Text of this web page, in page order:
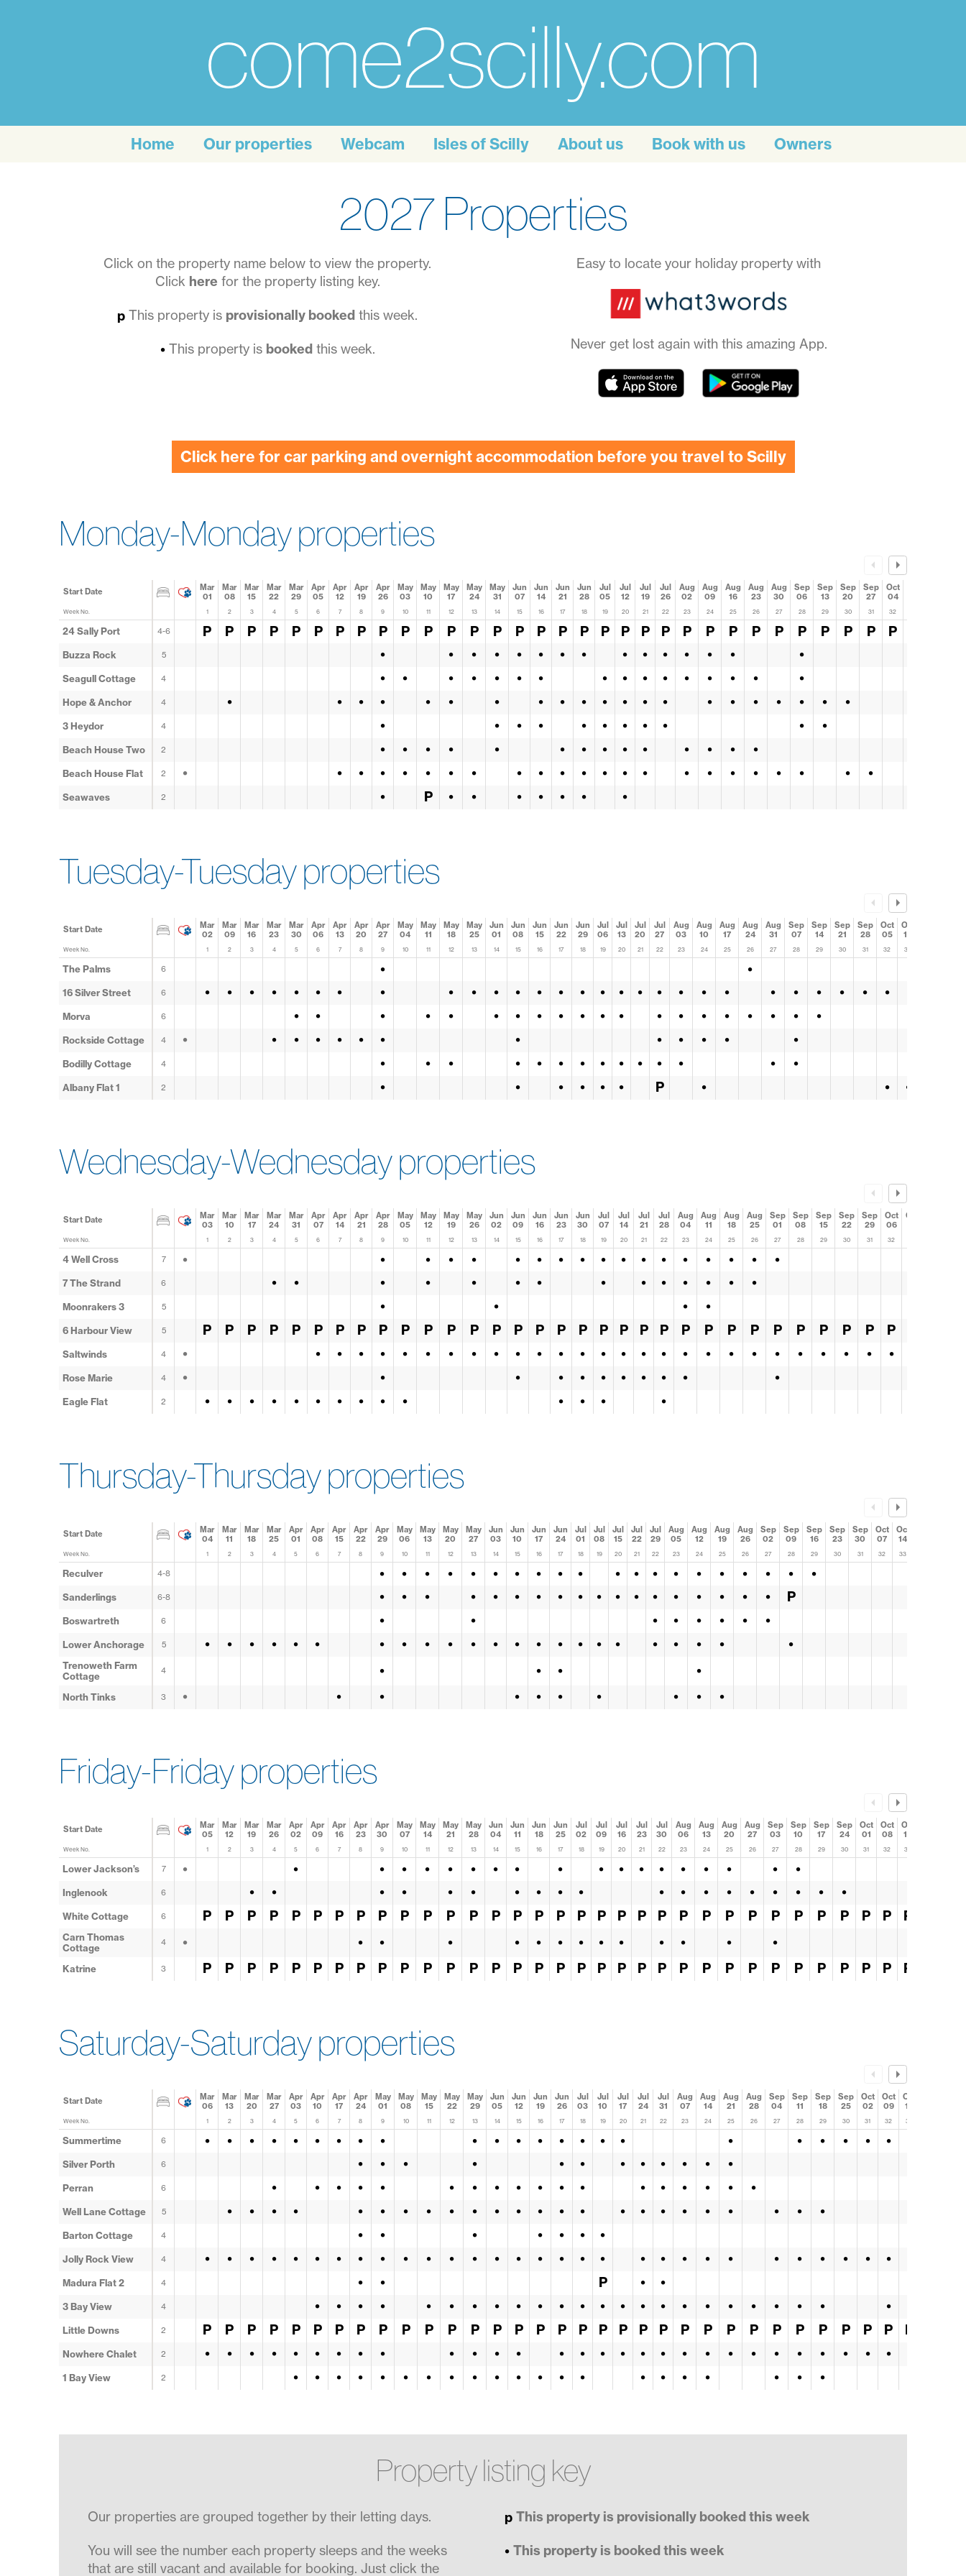
come2scilly.com
holidays
Home Our properties Webcam Isles of Scilly About us Book with us Owners
2027 Properties
Click on the property name below to view the property.
Click here for the property listing key.
This property is provisionally booked this week.
This property is bookedthis week.
Easy to locate your holiday property with
Never get lost again with this amazing App.
Click here for car parking and overnight accommodation before you travel to Scilly
Monday-Monday properties
Start Date
Mar
01
Mar
08
Mar
15
Mar
22
Mar
29
Apr
05
Apr
12
Apr
19
Apr
26
May
03
May
10
May
17
May
24
May
31
Jun
07
Jun
14
Jun
21
Jun
28
Jul
05
Jul
12
Jul
19
Jul
26
Aug
02
Aug
09
Aug
16
Aug
23
Aug
30
Sep
06
Sep
13
Sep
20
Sep
27
Oct
04
Week No. 1 2 3 4 5 6 7 8 9 10 11 12 13 14 15 16 17 18 19 20 21 22 23 24 25 26 27 28 29 30 31 32
24 Sally Port 4-6 P P P P P P P P P P P P P P P P P P P P P P P P P P P P P P P P
Buzza Rock 5 • • • • • • • • • • • • • • •
Seagull Cottage 4 • • • • • • • • • • • • • • • •
Hope & Anchor 4 • • • • • • • • • • • • • • • • • • • • •
3 Heydor 4 • • • • • • • • • • •
Beach House Two 2 • • • • • • • • • • • • • •
Beach House Flat 2 • • • • • • • • • • • • • • • • • • • • • • •
Seawaves 2 • P • • • • • • •
Tuesday-Tuesday properties
Start Date
Mar
02
Mar
09
Mar
16
Mar
23
Mar
30
Apr
06
Apr
13
Apr
20
Apr
27
May
04
May
11
May
18
May
25
Jun
01
Jun
08
Jun
15
Jun
22
Jun
29
Jul
06
Jul
13
Jul
20
Jul
27
Aug
03
Aug
10
Aug
17
Aug
24
Aug
31
Sep
07
Sep
14
Sep
21
Sep
28
Oct
05
Oct
12
Week No. 1 2 3 4 5 6 7 8 9 10 11 12 13 14 15 16 17 18 19 20 21 22 23 24 25 26 27 28 29 30 31 32 33
The Palms 6 • •
16 Silver Street 6 • • • • • • • • • • • • • • • • • • • • • • • • • • • •
Morva 6 • • • • • • • • • • • • • • • • • • • •
Rockside Cottage 4 • • • • • • • • • • • • •
Bodilly Cottage 4 • • • • • • • • • • • • • •
Albany Flat 1 2 • • • • • • P • • •
Wednesday-Wednesday properties
Start Date
Mar
03
Mar
10
Mar
17
Mar
24
Mar
31
Apr
07
Apr
14
Apr
21
Apr
28
May
05
May
12
May
19
May
26
Jun
02
Jun
09
Jun
16
Jun
23
Jun
30
Jul
07
Jul
14
Jul
21
Jul
28
Aug
04
Aug
11
Aug
18
Aug
25
Sep
01
Sep
08
Sep
15
Sep
22
Sep
29
Oct
06
Oct
Week No. 1 2 3 4 5 6 7 8 9 10 11 12 13 14 15 16 17 18 19 20 21 22 23 24 25 26 27 28 29 30 31 32
4 Well Cross 7 • • • • • • • • • • • • • • • • • •
7 The Strand 6 • • • • • • • • • • • • • •
Moonrakers 3 5 • • • •
6 Harbour View 5 P P P P P P P P P P P P P P P P P P P P P P P P P P P P P P P P
Saltwinds 4 • • • • • • • • • • • • • • • • • • • • • • • • • • • •
Rose Marie 4 • • • • • • • • • • •
Eagle Flat 2 • • • • • • • • • • • • • •
Thursday-Thursday properties
Start Date
Mar
04
Mar
11
Mar
18
Mar
25
Apr
01
Apr
08
Apr
15
Apr
22
Apr
29
May
06
May
13
May
20
May
27
Jun
03
Jun
10
Jun
17
Jun
24
Jul
01
Jul
08
Jul
15
Jul
22
Jul
29
Aug
05
Aug
12
Aug
19
Aug
26
Sep
02
Sep
09
Sep
16
Sep
23
Sep
30
Oct
07
Oct
14
Week No. 1 2 3 4 5 6 7 8 9 10 11 12 13 14 15 16 17 18 19 20 21 22 23 24 25 26 27 28 29 30 31 32 33
Reculver 4-8 • • • • • • • • • • • • • • • • • • • •
Sanderlings 6-8 • • • • • • • • • • • • • • • • • • P
Boswartreth 6 • • • • • • • •
Lower Anchorage 5 • • • • • • • • • • • • • • • • • • • • • • •
Trenoweth Farm
Cottage
4 • • • •
North Tinks 3 • • • • • • • • • •
Friday-Friday properties
Start Date
Mar
05
Mar
12
Mar
19
Mar
26
Apr
02
Apr
09
Apr
16
Apr
23
Apr
30
May
07
May
14
May
21
May
28
Jun
04
Jun
11
Jun
18
Jun
25
Jul
02
Jul
09
Jul
16
Jul
23
Jul
30
Aug
06
Aug
13
Aug
20
Aug
27
Sep
03
Sep
10
Sep
17
Sep
24
Oct
01
Oct
08
Oct
15
Week No. 1 2 3 4 5 6 7 8 9 10 11 12 13 14 15 16 17 18 19 20 21 22 23 24 25 26 27 28 29 30 31 32 33
Lower Jackson’s 7 • • • • • • • • • • • • • • • • • • •
Inglenook 6 • • • • • • • • • • • • • • • • • • •
White Cottage 6 P P P P P P P P P P P P P P P P P P P P P P P P P P P P P P P P P
Carn Thomas
Cottage
4 • • • • • • • • • • • • • •
Katrine 3 P P P P P P P P P P P P P P P P P P P P P P P P P P P P P P P P P
Saturday-Saturday properties
Start Date
Mar
06
Mar
13
Mar
20
Mar
27
Apr
03
Apr
10
Apr
17
Apr
24
May
01
May
08
May
15
May
22
May
29
Jun
05
Jun
12
Jun
19
Jun
26
Jul
03
Jul
10
Jul
17
Jul
24
Jul
31
Aug
07
Aug
14
Aug
21
Aug
28
Sep
04
Sep
11
Sep
18
Sep
25
Oct
02
Oct
09
Oct
16
Week No. 1 2 3 4 5 6 7 8 9 10 11 12 13 14 15 16 17 18 19 20 21 22 23 24 25 26 27 28 29 30 31 32 33
Summertime 6 • • • • • • • • • • • • • • • • • • • • • • •
Silver Porth 6 • • • • • • • • • • • •
Perran 6 • • • • • • • • • • • • • • • • • •
Well Lane Cottage 5 • • • • • • • • • • • • • • • • • • • • • • • •
Barton Cottage 4 • • • • • • •
Jolly Rock View 4 • • • • • • • • • • • • • • • • • • • • • • • • • • • • • •
Madura Flat 2 4 • • P • •
3 Bay View 4 • • • • • • • • • • • • • • • • • • • • • • • •
Little Downs 2 P P P P P P P P P P P P P P P P P P P P P P P P P P P P P P P P P
Nowhere Chalet 2 • • • • • • • • • • • • • • • • • • • • • • • • • • • • •
1 Bay View 2 • • • • • • • • • • • • • • • • • • • • •
Property listing key
Our properties are grouped together by their letting days.
You will see the number each property sleeps and the weeks
that are still vacant and available for booking. Just click the
This property is provisionally booked this week
This property is booked this week